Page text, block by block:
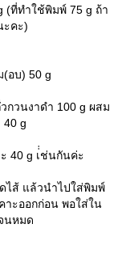
(ที่ทำใช้พิมพ์ 75 g ถ้า
คะ)
(อบ) 50 g
กวนงาดำ 100 g ผสม
40 g
40 g เ่่ช่นกันค่ะ
ไส้ แล้วนำไปใส่พิมพ์
ะออกก่อน พอใส่ใน
นหมด